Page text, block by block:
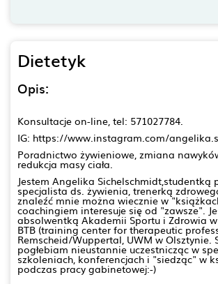
Dietetyk
Opis:
Konsultacje on-line, tel: 571027784.
IG: https://www.instagram.com/
Poradnictwo żywieniowe, zmiana
redukcja masy ciała.
Jestem Angelika Sichelschmidt,studentką
specjalista ds. żywienia, trenerką
znaleźć mnie można wiecznie w
coachingiem interesuje się od "zawsze".
absolwentką Akademii Sportu i Zdrowia
BTB (training center for therapeutic
Remscheid/Wuppertal, UWM w Olsztynie.
pogłebiam nieustannie uczestnicząc w
szkoleniach, konferencjach i "siedząc" w
podczas pracy gabinetowej:-)